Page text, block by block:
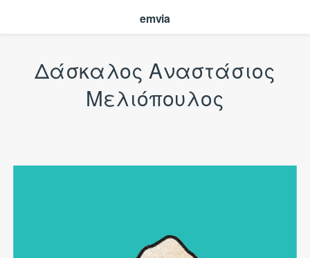
Δάσκαλος Αναστάσιος
Μελιόπουλος
emvia